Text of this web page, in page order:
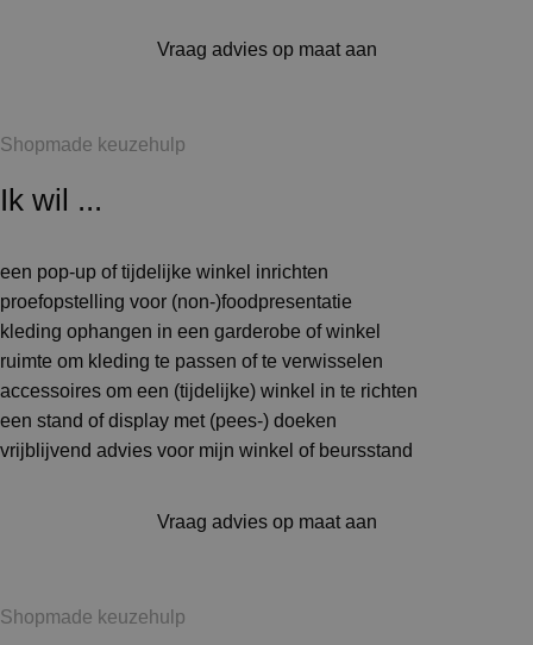
Vraag advies op maat aan
Shopmade keuzehulp
Ik wil ...
een pop-up of tijdelijke winkel inrichten
proefopstelling voor (non-)foodpresentatie
kleding ophangen in een garderobe of winkel
ruimte om kleding te passen of te verwisselen
accessoires om een (tijdelijke) winkel in te richten
een stand of display met (pees-) doeken
vrijblijvend advies voor mijn winkel of beursstand
Vraag advies op maat aan
Shopmade keuzehulp